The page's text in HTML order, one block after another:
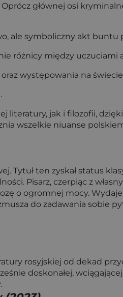
głównej osi
ale symboliczny akt buntu
różnicy między uczuciami
występowania na
literatury, jak i filozofii,
wszelkie niuanse
Tytuł ten zyskał status
Pisarz, czerpiąc z
o ogromnej mocy.
do zadawania sobie
rosyjskiej od dekad
doskonałej,